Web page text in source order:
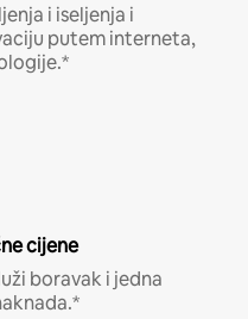
i iseljenja i
putem interneta,
cijene
boravak i jedna